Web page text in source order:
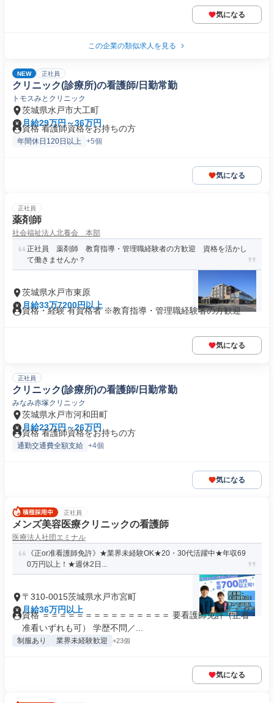
気になる
この企業の類似求人を見る
NEW 正社員
クリニック(診療所)の看護師/日勤常勤
トモスみとクリニック
茨城県水戸市大工町
月給29万円～36万円
資格 看護師資格をお持ちの方
年間休日120日以上 +5個
気になる
正社員
薬剤師
社会福祉法人北養会 本部
正社員 薬剤師 教育指導・管理職経験者の方歓迎 資格を活かし
て働きませんか？
茨城県水戸市東原
月給33万7200円以上
資格・経験 有資格者 ※教育指導・管理職経験者の方歓迎
気になる
正社員
クリニック(診療所)の看護師/日勤常勤
みなみ赤塚クリニック
茨城県水戸市河和田町
月給23万円～26万円
資格 看護師資格をお持ちの方
通勤交通費全額支給 +4個
気になる
正社員
メンズ美容医療クリニックの看護師
医療法人社団エミナル
《正or准看護師免許》★業界未経験OK★20・30代活躍中★年収69
0万円以上！★週休2日...
〒310-0015茨城県水戸市宮町
月給36万円以上
資格 ＝＝＝＝＝＝＝＝＝＝＝＝＝＝＝ 要看護師免許（正看・
准看いずれも可） 学歴不問／...
制服あり 業界未経験歓迎 +23個
気になる